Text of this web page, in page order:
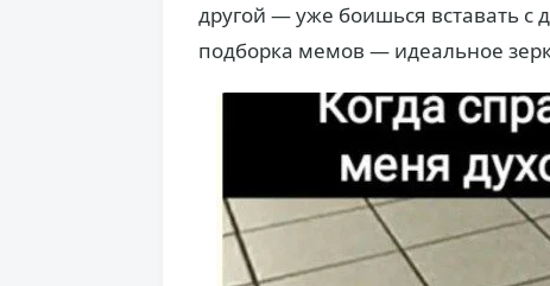
другой — уже боишься вставать с
подборка мемов — идеальное